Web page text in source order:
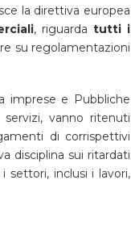
la direttiva europea
, riguarda tutti i
su regolamentazioni
imprese e Pubbliche
vanno ritenuti
di corrispettivi
disciplina sui ritardati
settori, inclusi i lavori,